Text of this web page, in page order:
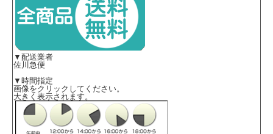
▼配送業者
佐川急便
▼時間指定
画像をクリックしてください。
大きく表示されます。